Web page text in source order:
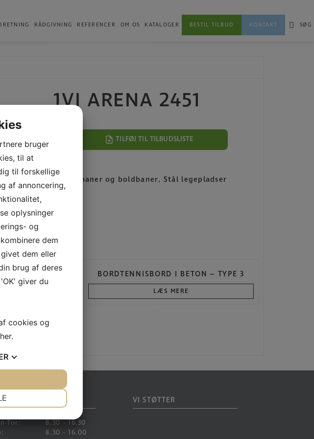
RÅDGIVNING REFERENCER OM OS KATALOGER BESTIL TILBUD KONTAKT SØG
1VI ARENA 2451
1VI
ARENA
2451
antal
TILFØJ TIL TILBUDSLISTE
Kategorier: Multibaner og boldbaner, Stål legepladser
PDF
REFERENCE BORDTENNISBORD I BETON – TYPE 3
LÆS MERE
Tor:
8.30 - 16.30
8.30 - 16.00
VI STØTTER
bruger
til at
til forskellige
af annoncering,
oplysninger
og
dem
dem eller
brug af deres
giver du
cookies og
her.